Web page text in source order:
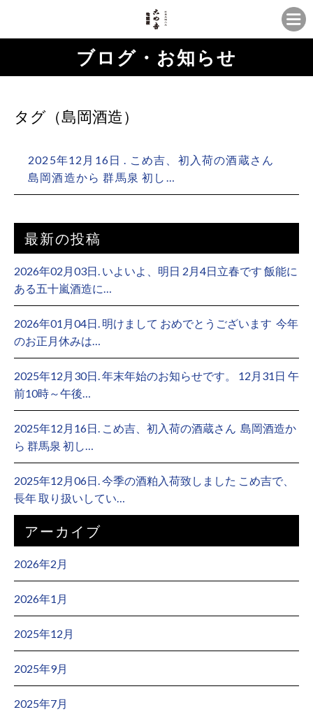
ブログ・お知らせ
タグ（島岡酒造）
2025年12月16日 . こめ吉、初入荷の酒蔵さん ⁡
島岡酒造から 群馬泉 初し…
最新の投稿
2026年02月03日. いよいよ、明日 2月4日立春です 飯能に
ある五十嵐酒造に…
2026年01月04日. 明けまして おめでとうございます ⁡ 今年
のお正月休みは…
2025年12月30日. 年末年始のお知らせです。 12月31日 午
前10時～午後…
2025年12月16日. こめ吉、初入荷の酒蔵さん ⁡ 島岡酒造か
ら 群馬泉 初し…
2025年12月06日. 今季の酒粕入荷致しました こめ吉で、
長年 取り扱いしてい…
アーカイブ
2026年2月
2026年1月
2025年12月
2025年9月
2025年7月